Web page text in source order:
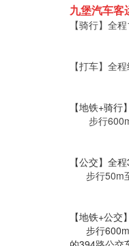
九堡汽车客
【骑行】全
【打车】全
【地铁+骑
步行600m
【公交】全
步行50m至
【地铁+公
步行600m